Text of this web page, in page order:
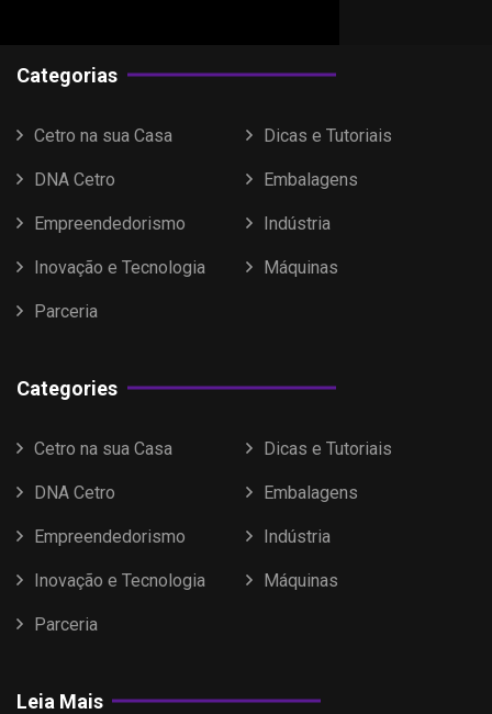
Categorias
Cetro na sua Casa Dicas e Tutoriais
DNA Cetro Embalagens
Empreendedorismo Indústria
Inovação e Tecnologia Máquinas
Parceria
Categories
Cetro na sua Casa Dicas e Tutoriais
DNA Cetro Embalagens
Empreendedorismo Indústria
Inovação e Tecnologia Máquinas
Parceria
Leia Mais